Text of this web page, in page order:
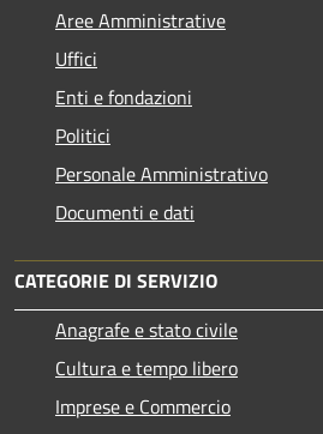
Aree Amministrative
Uffici
Enti e fondazioni
Politici
Personale Amministrativo
Documenti e dati
CATEGORIE DI SERVIZIO
Anagrafe e stato civile
Cultura e tempo libero
Imprese e Commercio